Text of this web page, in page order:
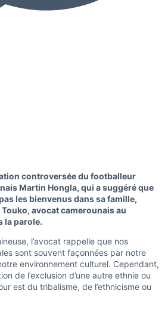
controversée du footballeur
Martin Hongla, qui a suggéré que
les bienvenus dans sa famille,
avocat camerounais au
la parole.
l’avocat rappelle que nos
sont souvent façonnées par notre
environnement culturel. Cependant,
de l’exclusion d’une autre ethnie ou
est du tribalisme, de l’ethnicisme ou